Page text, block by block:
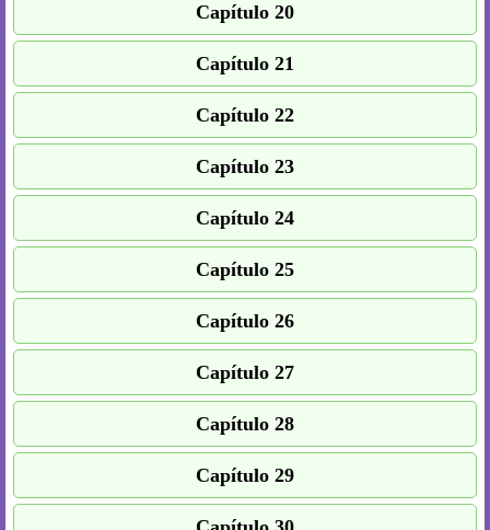
Capítulo 20
Capítulo 21
Capítulo 22
Capítulo 23
Capítulo 24
Capítulo 25
Capítulo 26
Capítulo 27
Capítulo 28
Capítulo 29